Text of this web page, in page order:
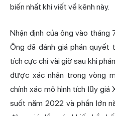
biến nhất khi viết về kênh này.
Nhận định của ông vào tháng
Ông đã đánh giá phán quyết
tích cực chỉ vài giờ sau khi
được xác nhận trong vòng
chính xác mô hình tích lũy giá
suốt năm 2022 và phần lớn